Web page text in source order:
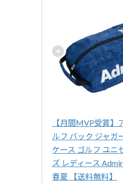
【月間MVP受賞】
ルフ バック ジャガ
ケース ゴルフ ユニ
ズ レディース
春夏 【送料無料】